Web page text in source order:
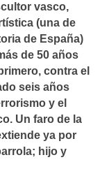
vasco,
(una de
de España)
de 50 años
contra el
seis años
y el
Un faro de la
ya por
hijo y